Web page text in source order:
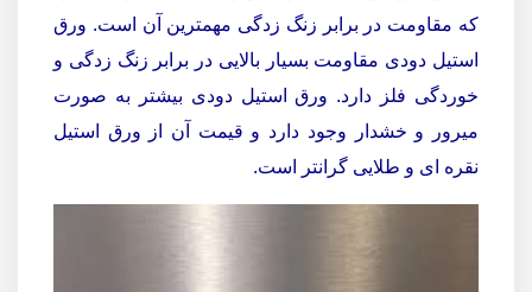
که مقاومت در برابر زنگ زدگی مهمترین آن است. ورق
استیل دودی مقاومت بسیار بالایی در برابر زنگ زدگی و
خوردگی فلز دارد. ورق استیل دودی بیشتر به صورت
میرور و خشدار وجود دارد و قیمت آن از ورق استیل
نقره ای و طلایی گرانتر است.